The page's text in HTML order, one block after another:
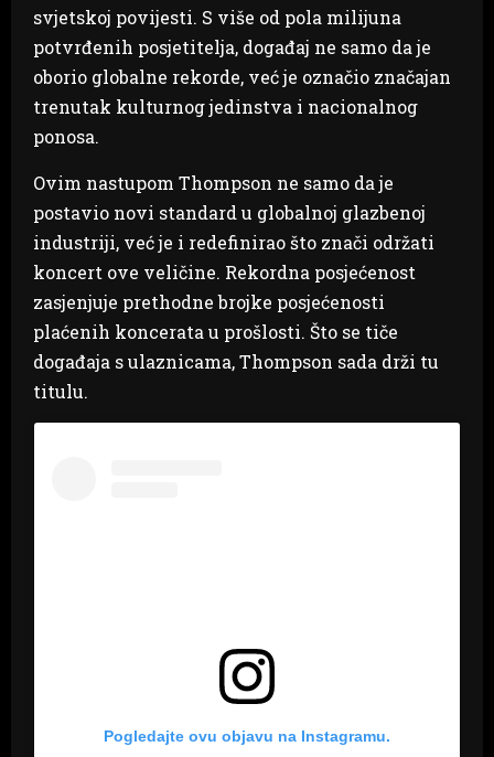
svjetskoj povijesti. S više od pola milijuna
potvrđenih posjetitelja, događaj ne samo da je
oborio globalne rekorde, već je označio značajan
trenutak kulturnog jedinstva i nacionalnog
ponosa.
Ovim nastupom Thompson ne samo da je
postavio novi standard u globalnoj glazbenoj
industriji, već je i redefinirao što znači održati
koncert ove veličine. Rekordna posjećenost
zasjenjuje prethodne brojke posjećenosti
plaćenih koncerata u prošlosti. Što se tiče
događaja s ulaznicama, Thompson sada drži tu
titulu.
Pogledajte ovu objavu na Instagramu.